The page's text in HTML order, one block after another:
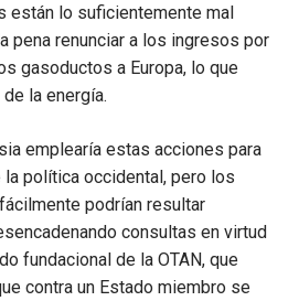
están lo suficientemente mal
pena renunciar a los ingresos por
gasoductos a Europa, lo que
la energía.
emplearía estas acciones para
la política occidental, pero los
podrían resultar
consultas en virtud
fundacional de la OTAN, que
contra un Estado miembro se